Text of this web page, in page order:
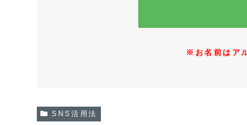
※お名前はア
SNS活用法